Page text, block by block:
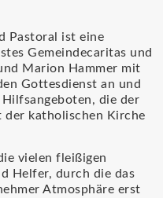
Pastoral ist eine
Gemeindecaritas und
Marion Hammer mit
Gottesdienst an und
die der
der katholischen Kirche
vielen fleißigen
Helfer, durch die das
Atmosphäre erst